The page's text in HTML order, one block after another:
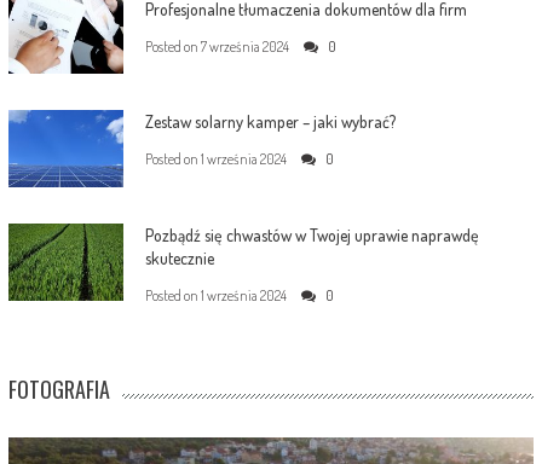
Profesjonalne tłumaczenia dokumentów dla firm
Posted on 7 września 2024 0
Zestaw solarny kamper – jaki wybrać?
Posted on 1 września 2024 0
Pozbądź się chwastów w Twojej uprawie naprawdę
skutecznie
Posted on 1 września 2024 0
FOTOGRAFIA